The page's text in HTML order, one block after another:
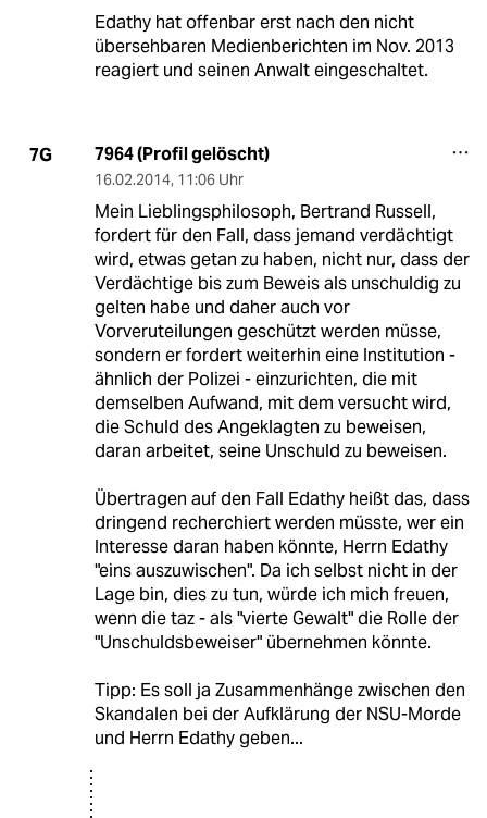
Edathy hat offenbar erst nach den nicht
übersehbaren Medienberichten im Nov. 2013
reagiert und seinen Anwalt eingeschaltet.
7G 7964 (Profil gelöscht)
16.02.2014, 11:06 Uhr
Mein Lieblingsphilosoph, Bertrand Russell,
fordert für den Fall, dass jemand verdächtigt
wird, etwas getan zu haben, nicht nur, dass der
Verdächtige bis zum Beweis als unschuldig zu
gelten habe und daher auch vor
Vorveruteilungen geschützt werden müsse,
sondern er fordert weiterhin eine Institution -
ähnlich der Polizei - einzurichten, die mit
demselben Aufwand, mit dem versucht wird,
die Schuld des Angeklagten zu beweisen,
daran arbeitet, seine Unschuld zu beweisen.
Übertragen auf den Fall Edathy heißt das, dass
dringend recherchiert werden müsste, wer ein
Interesse daran haben könnte, Herrn Edathy
"eins auszuwischen". Da ich selbst nicht in der
Lage bin, dies zu tun, würde ich mich freuen,
wenn die taz - als "vierte Gewalt" die Rolle der
"Unschuldsbeweiser" übernehmen könnte.
Tipp: Es soll ja Zusammenhänge zwischen den
Skandalen bei der Aufklärung der NSU-Morde
und Herrn Edathy geben...